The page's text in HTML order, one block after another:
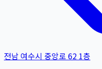
전남 여수시 중앙로 62 1층